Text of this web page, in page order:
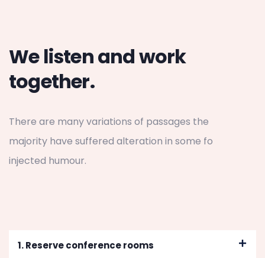
We listen and work
together.
There are many variations of passages the
majority have suffered alteration in some fo
injected humour.
1. Reserve conference rooms